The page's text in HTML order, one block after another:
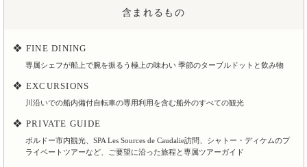
含まれるもの
❖ FINE DINING
専属シェフが船上で腕を振るう極上の味わい 季節のターブルドットと飲み物
❖ EXCURSIONS
川沿いでの船内備付自転車の専用利用を含む船外のすべての観光
❖ PRIVATE GUIDE
ボルドー市内観光、SPA Les Sources de Caudalie訪問、シャトー・ディケムのプ
ライベートツアーなど、ご要望に沿った旅程と専属ツアーガイド